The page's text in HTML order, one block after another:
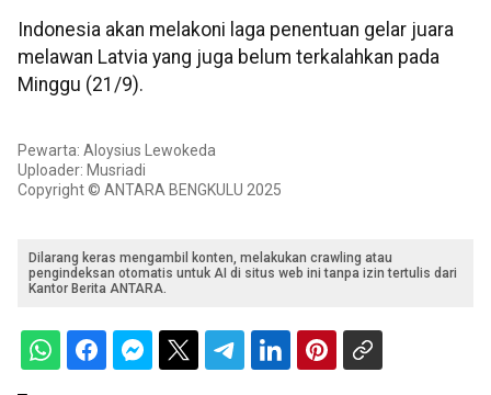
Indonesia akan melakoni laga penentuan gelar juara
melawan Latvia yang juga belum terkalahkan pada
Minggu (21/9).
Pewarta: Aloysius Lewokeda
Uploader: Musriadi
Copyright © ANTARA BENGKULU 2025
Dilarang keras mengambil konten, melakukan crawling atau
pengindeksan otomatis untuk AI di situs web ini tanpa izin tertulis dari
Kantor Berita ANTARA.